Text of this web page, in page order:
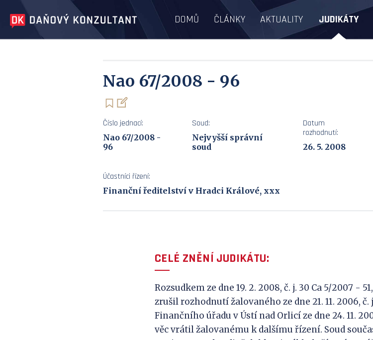
DOMŮ ČLÁNKY AKTUALITY JUDIKÁTY
Nao 67/2008 - 96
Číslo jednací:
Nao 67/2008 -
96
Soud:
Nejvyšší správní
soud
Datum
rozhodnutí:
26. 5. 2008
Účastníci řízení:
Finanční ředitelství v Hradci Králové, xxx
CELÉ ZNĚNÍ JUDIKÁTU:
Rozsudkem ze dne 19. 2. 2008, č. j. 30 Ca 5/2007 -
zrušil rozhodnutí žalovaného ze dne 21. 11. 2006,
Finančního úřadu v Ústí nad Orlicí ze dne 24. 11.
věc vrátil žalovanému k dalšímu řízení. Soud